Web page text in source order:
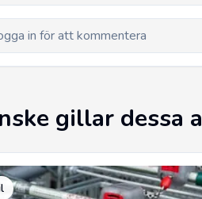
gillar dessa